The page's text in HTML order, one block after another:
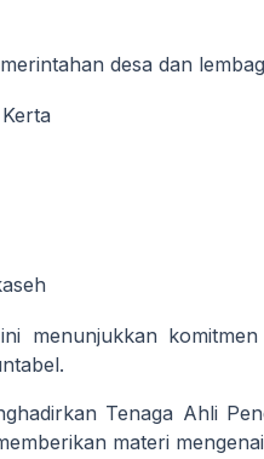
desa dan
menunjukkan
Tenaga Ahli
materi